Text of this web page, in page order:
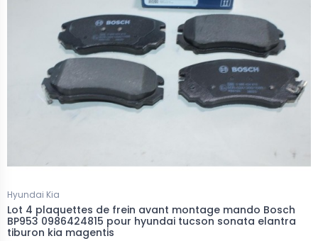
Hyundai Kia
Lot 4 plaquettes de frein avant montage mando Bosch
BP953 0986424815 pour hyundai tucson sonata elantra
tiburon kia magentis